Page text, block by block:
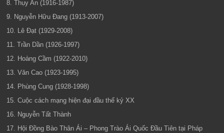
8. Thụy An (1916-1987)
9. Nguyễn Hữu Đang (1913-2007)
10. Lê Đạt (1929-2008)
11. Trần Dần (1926-1997)
12. Hoàng Cầm (1922-2010)
13. Văn Cao (1923-1995)
14. Phùng Cung (1928-1998)
15. Cuộc cách mạng hiện đại đầu thế kỷ XX
16. Nguyễn Tất Thành
17. Hội Đồng Bào Thân Ái – Phong Trào Ái Quốc Đầu Tiên tại Pháp